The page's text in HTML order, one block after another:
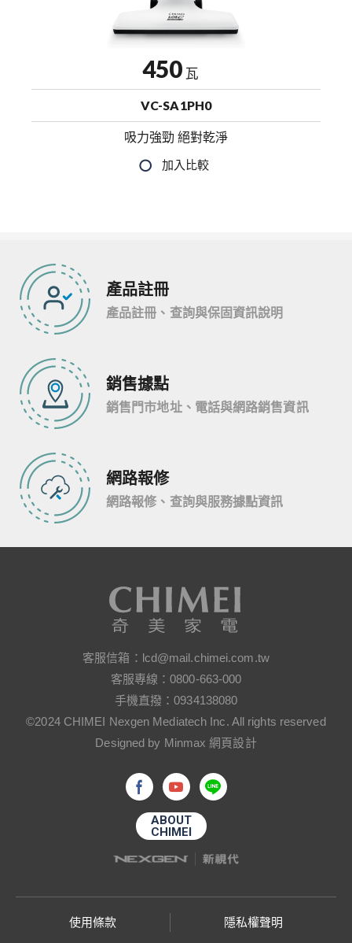
450 瓦
VC-SA1PH0
吸力強勁 絕對乾淨
產品註冊
產品註冊、查詢與保固資訊說明
銷售據點
銷售門市地址、電話與網路銷售資訊
網路報修
網路報修、查詢與服務據點資訊
使用條款 隱私權聲明
客服信箱： lcd@mail.chimei.com.tw
客服專線：0800-663-000
手機直撥：0934138080
©2024 CHIMEI Nexgen Mediatech Inc. All rights reserved
Designed by Minmax 網頁設計
ABOUT
CHIMEI